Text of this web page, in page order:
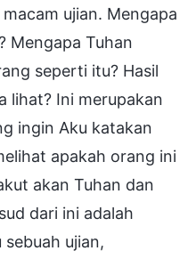
ujian. Mengapa
Mengapa Tuhan
seperti itu? Hasil
lihat? Ini merupakan
ingin Aku katakan
apakah orang ini
akan Tuhan dan
dari ini adalah
ujian,